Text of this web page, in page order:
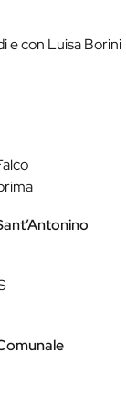
e con Luisa Borini